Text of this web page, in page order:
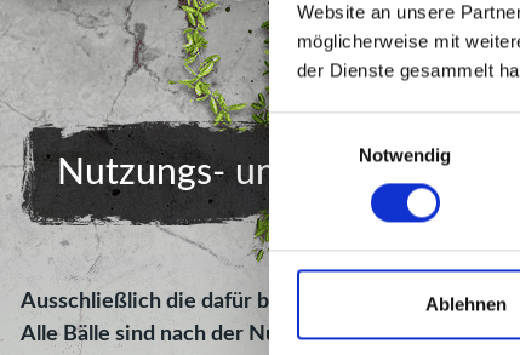
Website an unsere
möglicherweise mit
der Dienste gesammelt
Einwilligungsauswahl
Notwendig
Ablehnen
Nutzungs- und
Ausschließlich die dafür bereitgestellten Bälle
Alle Bälle sind nach der Nutzung wieder in die